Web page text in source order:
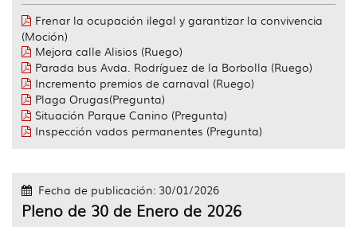
Frenar la ocupación ilegal y garantizar la convivencia
(Moción)
Mejora calle Alisios (Ruego)
Parada bus Avda. Rodríguez de la Borbolla (Ruego)
Incremento premios de carnaval (Ruego)
Plaga Orugas(Pregunta)
Situación Parque Canino (Pregunta)
Inspección vados permanentes (Pregunta)
Fecha de publicación: 30/01/2026
Pleno de 30 de Enero de 2026